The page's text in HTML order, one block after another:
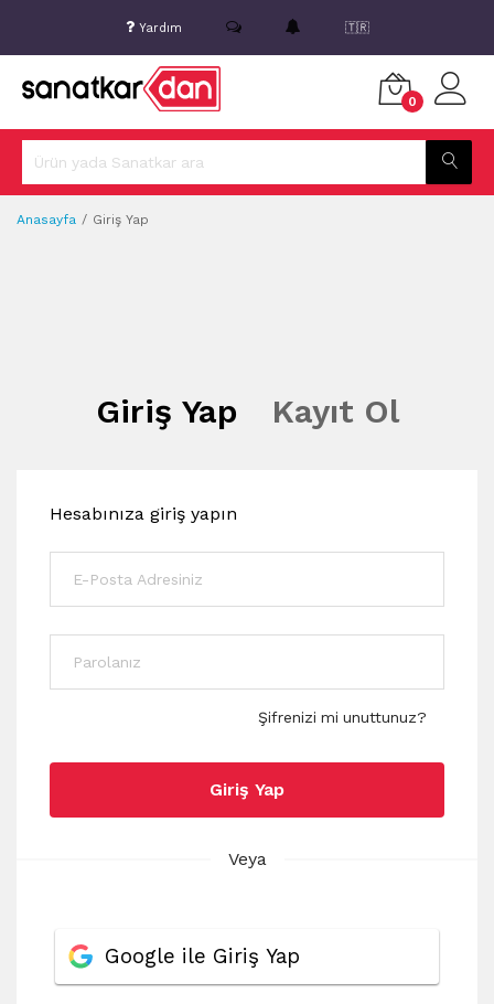
Yardım 🇹🇷
0
Anasayfa Giriş Yap
Giriş Yap Kayıt Ol
Hesabınıza giriş yapın
Şifrenizi mi unuttunuz?
Giriş Yap
Veya
Google ile Giriş Yap